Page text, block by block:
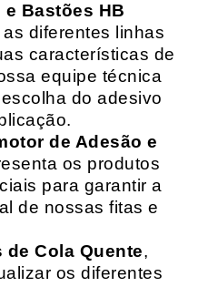
Bastões HB
diferentes linhas
características de
equipe técnica
do adesivo
de Adesão e
os produtos
para garantir a
de nossas fitas e
Cola Quente,
os diferentes